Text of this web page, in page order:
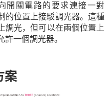
開關電路的要求連接一對
的位置上接駁調光器。這種
調光，但可以在兩個位置上
一個調光器。
案